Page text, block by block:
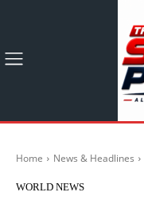
Home News & Headlines
WORLD NEWS